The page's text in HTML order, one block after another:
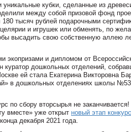
уникальные кубки, сделанные из
между собой призовой фонд
180 тысяч рублей подарочными
и игрушек или обменять, по
высадить свою собственную аллею
экопризами и дипломом от
куратор дошкольных отделений,
ей стала Екатерина Викторовна
в дошкольных отделениях школы
по сбору вторсырья не
вместе» уже открыт новый этап
декабря 2021 года.